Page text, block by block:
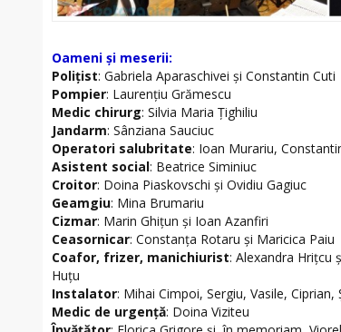
Oameni şi meserii:
Poliţist: Gabriela Aparaschivei şi Constantin Cuti
Pompier: Laurenţiu Grămescu
Medic chirurg: Silvia Maria Ţighiliu
Jandarm: Sânziana Sauciuc
Operatori salubritate: Ioan Murariu,
Asistent social: Beatrice Siminiuc
Croitor: Doina Piaskovschi şi Ovidiu Gagiuc
Geamgiu: Mina Brumariu
Cizmar: Marin Ghiţun şi Ioan Azanfiri
Ceasornicar: Constanţa Rotaru şi Maricica Paiu
Coafor, frizer, manichiurist: Alexandra Hriţcu
Huţu
Instalator: Mihai Cimpoi, Sergiu, Vasile,
Medic de urgenţă: Doina Viziteu